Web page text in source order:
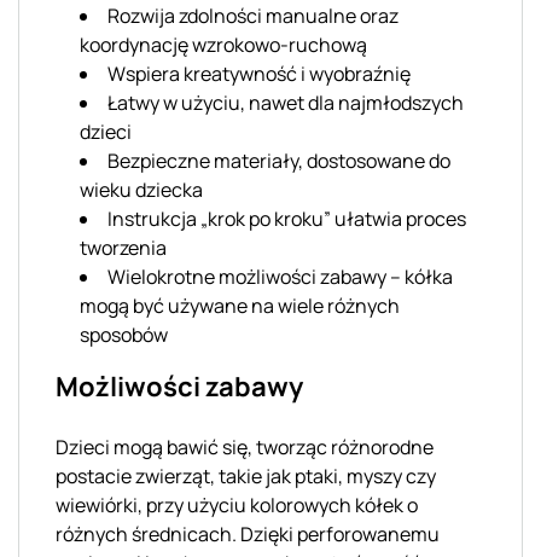
Rozwija zdolności manualne oraz
koordynację wzrokowo-ruchową
Wspiera kreatywność i wyobraźnię
Łatwy w użyciu, nawet dla najmłodszych
dzieci
Bezpieczne materiały, dostosowane do
wieku dziecka
Instrukcja „krok po kroku” ułatwia proces
tworzenia
Wielokrotne możliwości zabawy – kółka
mogą być używane na wiele różnych
sposobów
Możliwości zabawy
Dzieci mogą bawić się, tworząc różnorodne
postacie zwierząt, takie jak ptaki, myszy czy
wiewiórki, przy użyciu kolorowych kółek o
różnych średnicach. Dzięki perforowanemu